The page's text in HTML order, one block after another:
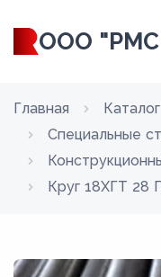
ООО
Главная
Каталог
Специальные
Круг 18ХГТ 28